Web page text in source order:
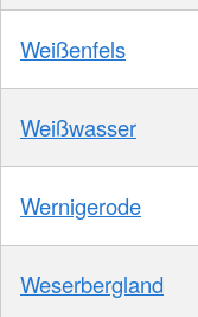
Weißenfels
Weißwasser
Wernigerode
Weserbergland